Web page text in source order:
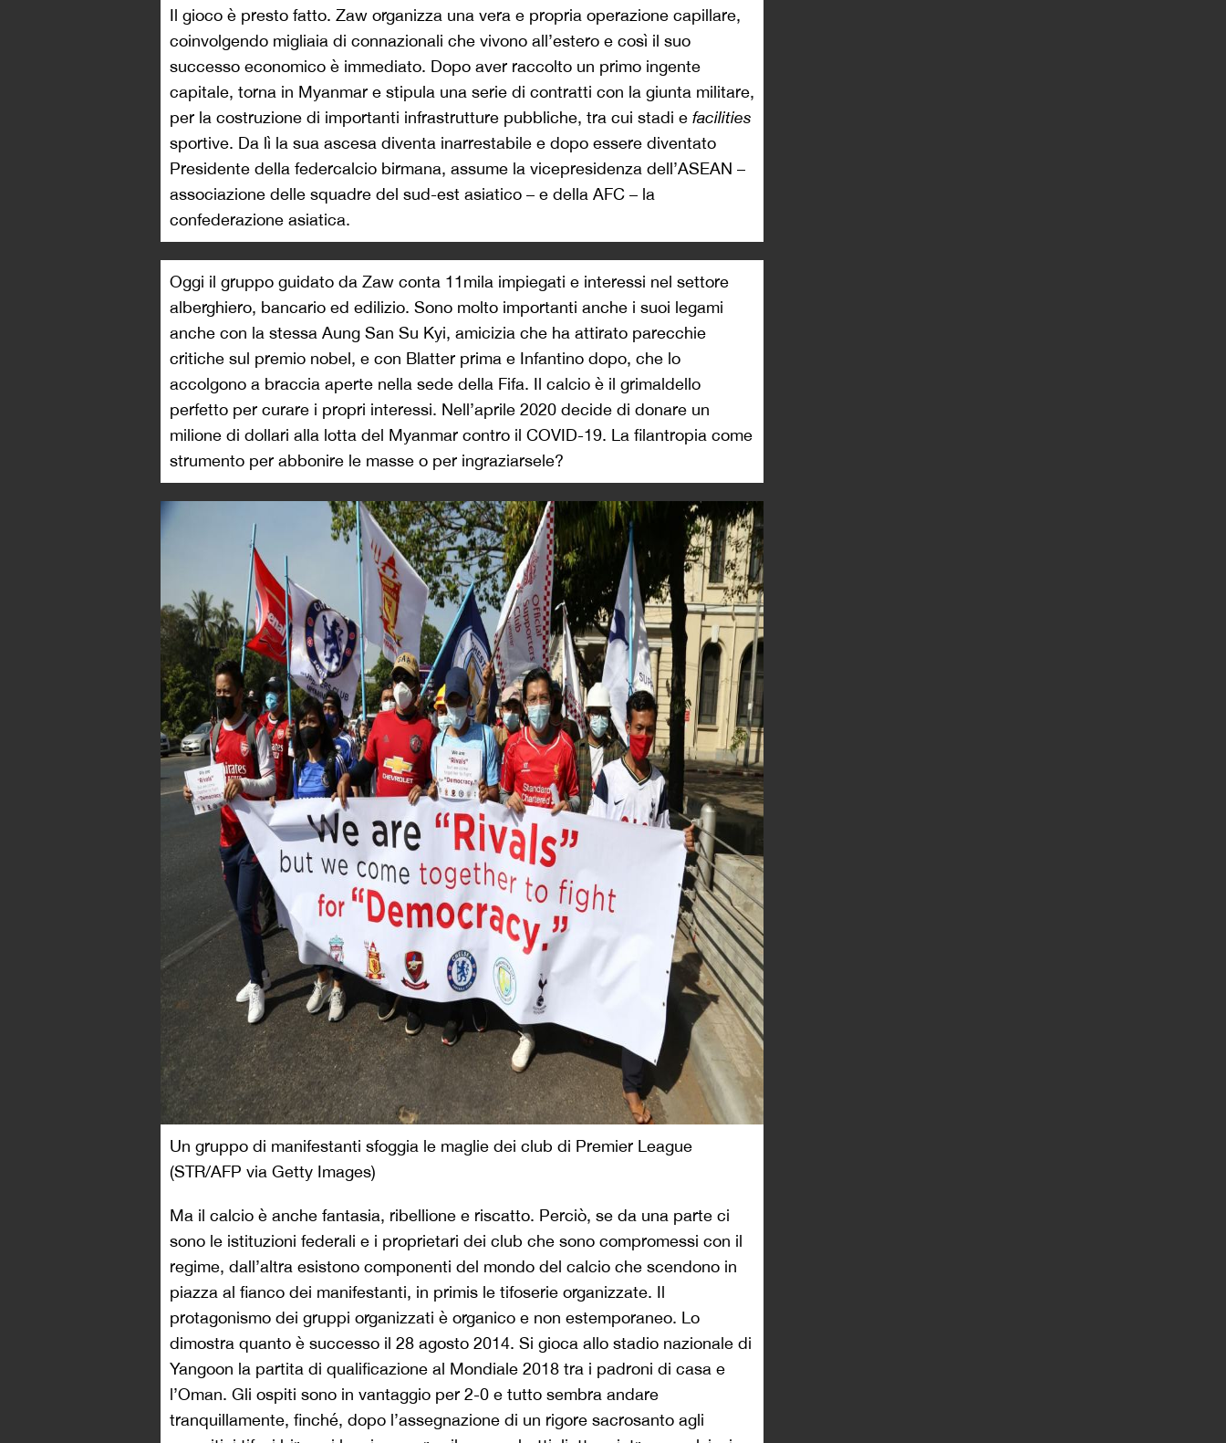
Il gioco è presto fatto. Zaw organizza una vera e propria operazione capillare,
coinvolgendo migliaia di connazionali che vivono all’estero e così il suo
successo economico è immediato. Dopo aver raccolto un primo ingente
capitale, torna in Myanmar e stipula una serie di contratti con la giunta militare,
per la costruzione di importanti infrastrutture pubbliche, tra cui stadi e facilities
sportive. Da lì la sua ascesa diventa inarrestabile e dopo essere diventato
Presidente della federcalcio birmana, assume la vicepresidenza dell’ASEAN –
associazione delle squadre del sud-est asiatico – e della AFC – la
confederazione asiatica.
Oggi il gruppo guidato da Zaw conta 11mila impiegati e interessi nel settore
alberghiero, bancario ed edilizio. Sono molto importanti anche i suoi legami
anche con la stessa Aung San Su Kyi, amicizia che ha attirato parecchie
critiche sul premio nobel, e con Blatter prima e Infantino dopo, che lo
accolgono a braccia aperte nella sede della Fifa. Il calcio è il grimaldello
perfetto per curare i propri interessi. Nell’aprile 2020 decide di donare un
milione di dollari alla lotta del Myanmar contro il COVID-19. La filantropia come
strumento per abbonire le masse o per ingraziarsele?
Un gruppo di manifestanti sfoggia le maglie dei club di Premier League
(STR/AFP via Getty Images)
Ma il calcio è anche fantasia, ribellione e riscatto. Perciò, se da una parte ci
sono le istituzioni federali e i proprietari dei club che sono compromessi con il
regime, dall’altra esistono componenti del mondo del calcio che scendono in
piazza al fianco dei manifestanti, in primis le tifoserie organizzate. Il
protagonismo dei gruppi organizzati è organico e non estemporaneo. Lo
dimostra quanto è successo il 28 agosto 2014. Si gioca allo stadio nazionale di
Yangoon la partita di qualificazione al Mondiale 2018 tra i padroni di casa e
l’Oman. Gli ospiti sono in vantaggio per 2-0 e tutto sembra andare
tranquillamente, finché, dopo l’assegnazione di un rigore sacrosanto agli